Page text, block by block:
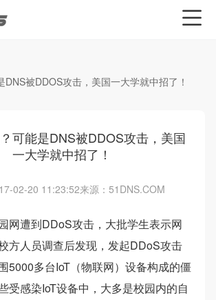
DNS被DDOS攻击，美国一大学就中招了！
可能是DNS被DDOS攻击，美国
一大学就中招了！
02-20 11:23:52来源：51DNS.COM
网遭到DDoS攻击，大批学生表示网
方人员调查后发现，发起DDoS攻击
5000多台IoT （物联网）设备构成的僵
受感染IoT设备中，大多是校园内的自